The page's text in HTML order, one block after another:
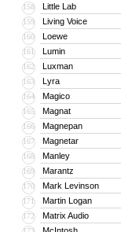
158 Little Lab
159 Living Voice
160 Loewe
161 Lumin
162 Luxman
163 Lyra
164 Magico
165 Magnat
166 Magnepan
167 Magnetar
168 Manley
169 Marantz
170 Mark Levinson
171 Martin Logan
172 Matrix Audio